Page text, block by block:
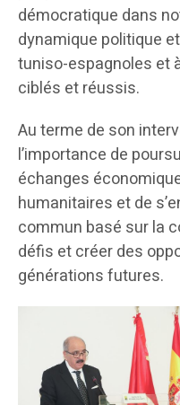
démocratique dans
dynamique politique
tuniso-espagnoles et
ciblés et réussis.
Au terme de son
l’importance de
échanges
humanitaires et de
commun basé sur la
défis et créer des
générations futures.